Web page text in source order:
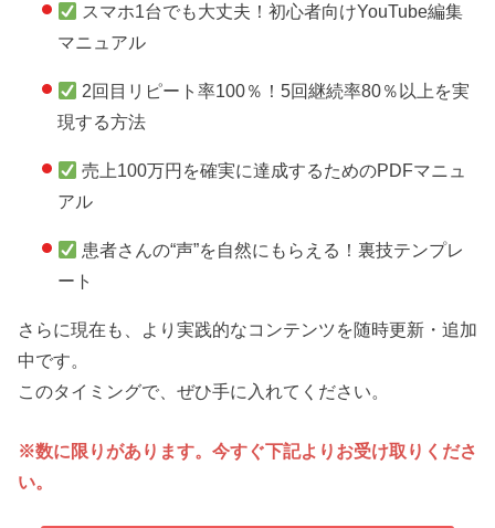
スマホ1台でも大丈夫！初心者向けYouTube編集
マニュアル
2回目リピート率100％！5回継続率80％以上を実
現する方法
売上100万円を確実に達成するためのPDFマニュ
アル
患者さんの“声”を自然にもらえる！裏技テンプレ
ート
さらに現在も、より実践的なコンテンツを随時更新・追加
中です。
このタイミングで、ぜひ手に入れてください。
※数に限りがあります。今すぐ下記よりお受け取りくださ
い。